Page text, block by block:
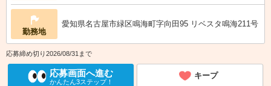
勤務地
愛知県名古屋市緑区鳴海町字向田95 リベスタ鳴海211号
応募締め切り2026/08/31まで
応募画面へ進む
かんたん3ステップ！
キープ